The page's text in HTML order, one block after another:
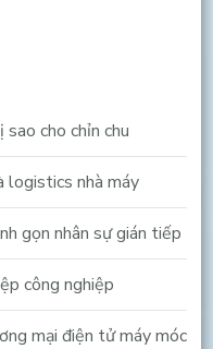
cho chỉn chu
logistics nhà máy
gọn nhân sự gián tiếp
công nghiệp
mại điện tử máy móc